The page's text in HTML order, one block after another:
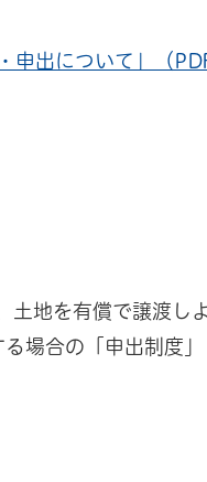
申出について」（
土地を有償で譲渡し
場合の「申出制度